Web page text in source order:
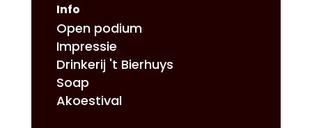
Info
Open podium
Impressie
Drinkerij 't Bierhuys
Soap
Akoestival